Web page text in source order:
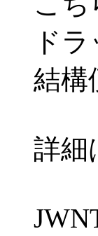
ド
結構
詳細